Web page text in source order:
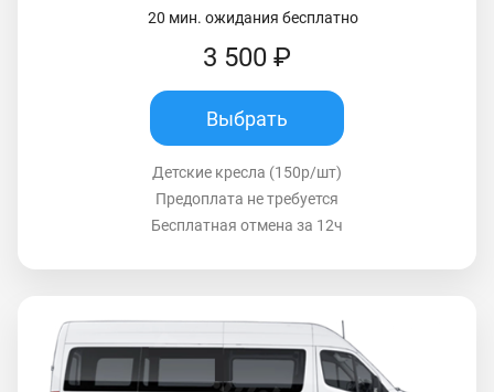
20 мин. ожидания бесплатно
3 500 ₽
Выбрать
Детские кресла (150р/шт)
Предоплата не требуется
Бесплатная отмена за 12ч